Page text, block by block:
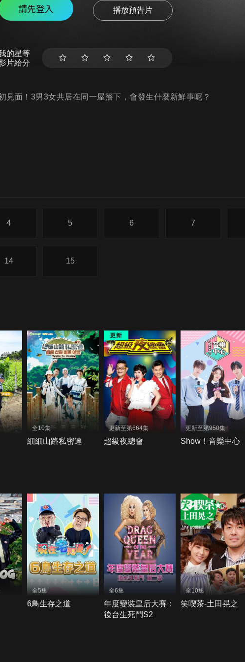
請先登入 播放預告片
的星等
片給分
見面！3男3女共居在同一屋簷下，會發生什麼新鮮事呢？
4 5 6 7
14 15
全10集
細細山路私密達
更新至第664集
超級夜總會
更新至第950集
Show！音樂中心
全5集
6鳥生存之道
全6集
年度變裝皇后大賽：
後台生死鬥S2
全10集
笑喫茶-土田晃之